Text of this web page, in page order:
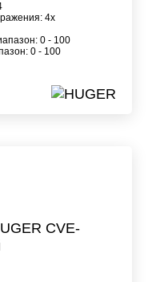
4х
0 - 100
0 - 100